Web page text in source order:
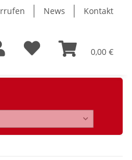
News Kontakt
0,00 €